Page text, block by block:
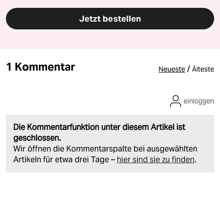
Jetzt bestellen
1 Kommentar Neueste / Älteste
Die Kommentarfunktion unter diesem Artikel ist
geschlossen.
Wir öffnen die Kommentarspalte bei ausgewählten
Artikeln für etwa drei Tage – hier sind sie zu finden.
einloggen